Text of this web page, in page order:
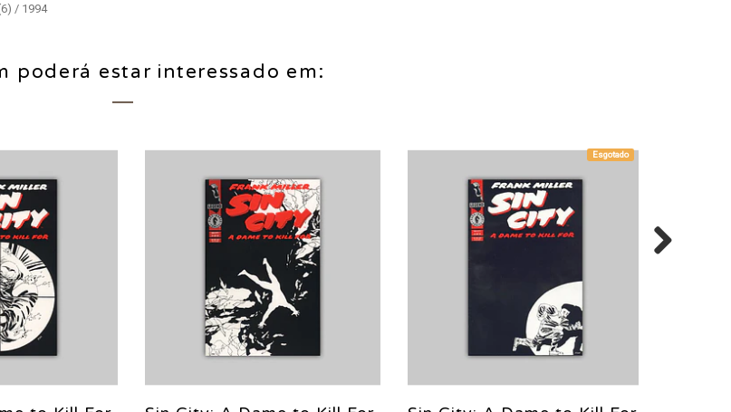
/ 1994
poderá estar interessado em:
Esgotado